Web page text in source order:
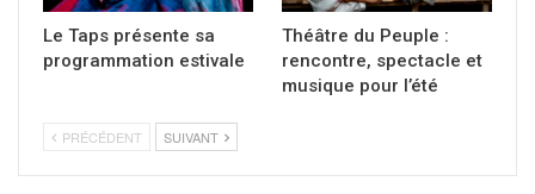
Le Taps présente sa
programmation estivale
Théâtre du Peuple :
rencontre, spectacle et
musique pour l’été
PRÉCÉDENT SUIVANT